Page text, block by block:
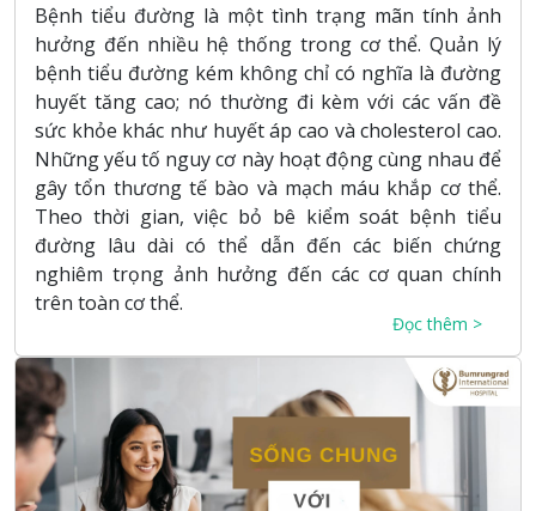
Bệnh tiểu đường là một tình trạng mãn tính ảnh
hưởng đến nhiều hệ thống trong cơ thể. Quản lý
bệnh tiểu đường kém không chỉ có nghĩa là đường
huyết tăng cao; nó thường đi kèm với các vấn đề
sức khỏe khác như huyết áp cao và cholesterol cao.
Những yếu tố nguy cơ này hoạt động cùng nhau để
gây tổn thương tế bào và mạch máu khắp cơ thể.
Theo thời gian, việc bỏ bê kiểm soát bệnh tiểu
đường lâu dài có thể dẫn đến các biến chứng
nghiêm trọng ảnh hưởng đến các cơ quan chính
trên toàn cơ thể.
Đọc thêm >